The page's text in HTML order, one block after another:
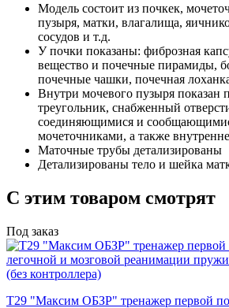
Модель состоит из почкек,
пузыря, матки, влагалища,
сосудов и т.д.
У почки показаны: фиброзная
вещество и почечные пирамиды,
почечные чашки, почечная
Внутри мочевого пузыря показан
треугольник, снабженный
соединяющимися и
мочеточниками, а также
Маточные трубы детализированы
Детализированы тело и шейка
С этим товаром смотрят
Под заказ
Т29 "Максим ОБЗР" тренажер первой